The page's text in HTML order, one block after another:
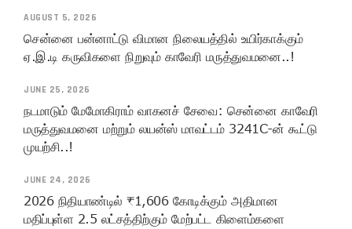
AUGUST 5, 2026
சென்னை பன்னாட்டு விமான நிலையத்தில் உயிர்காக்கும்
ஏ.இ.டி கருவிகளை நிறுவும் காவேரி மருத்துவமனை..!
JUNE 25, 2026
நடமாடும் மேமோகிராம் வாகனச் சேவை: சென்னை காவேரி
மருத்துவமனை மற்றும் லயன்ஸ் மாவட்டம் 3241C-ன் கூட்டு
முயற்சி..!
JUNE 24, 2026
2026 நிதியாண்டில் ₹1,606 கோடிக்கும் அதிமான
மதிப்புள்ள 2.5 லட்சத்திற்கும் மேற்பட்ட கிளைம்களை